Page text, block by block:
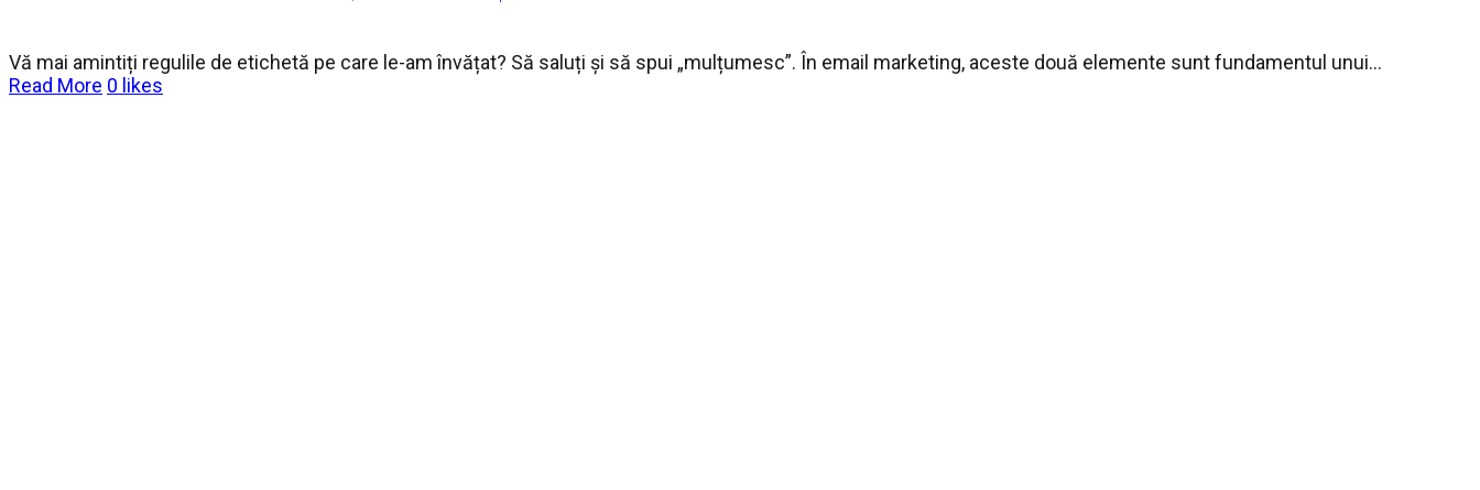
Vă mai amintiți regulile de etichetă pe care le-am învățat? Să saluți și să spui „mulțumesc”. În email marketing, aceste două elemente sunt fundamentul unui...
Read More 0 likes